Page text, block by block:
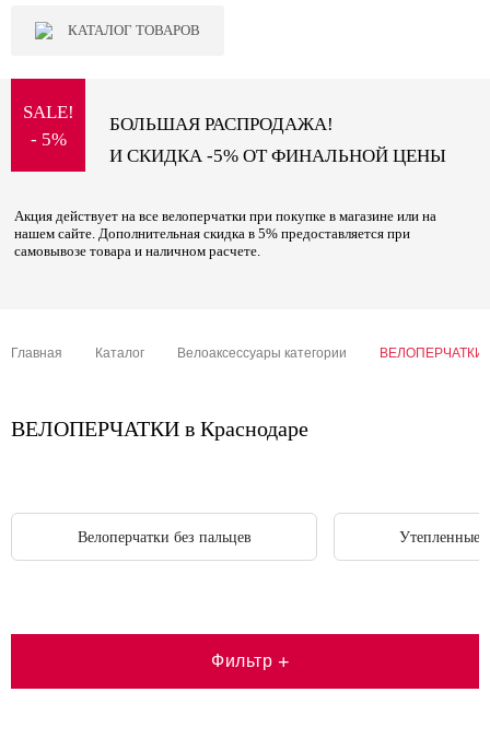
КАТАЛОГ ТОВАРОВ
SALE!
- 5%
БОЛЬШАЯ РАСПРОДАЖА!
И СКИДКА -5% ОТ ФИНАЛЬНОЙ ЦЕНЫ
Акция действует на все велоперчатки при покупке в магазине или на
нашем сайте. Дополнительная скидка в 5% предоставляется при
самовывозе товара и наличном расчете.
Главная Каталог Велоаксессуары категории ВЕЛОПЕРЧАТКИ
ВЕЛОПЕРЧАТКИ в Краснодаре
Велоперчатки без пальцев Утепленные
Фильтр +